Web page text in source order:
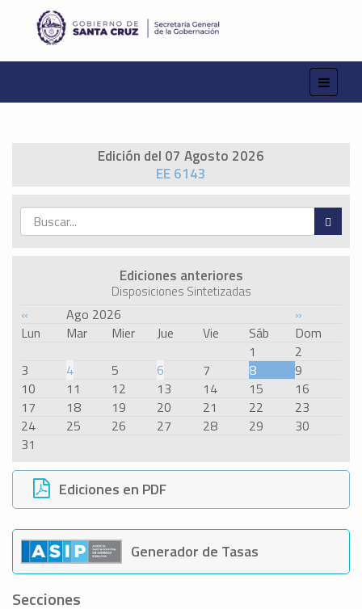
Edición del 07 Agosto 2026
EE 6143
Ediciones anteriores
Disposiciones Sintetizadas
« Ago 2026
»
Lun
Mar Mier Jue Vie Sáb
Dom
1
2
3
4 5 6 7 8
9
10
11 12 13 14 15
16
17
18 19 20 21 22
23
24
25 26 27 28 29
30
31
Ediciones en PDF
Generador de Tasas
Secciones